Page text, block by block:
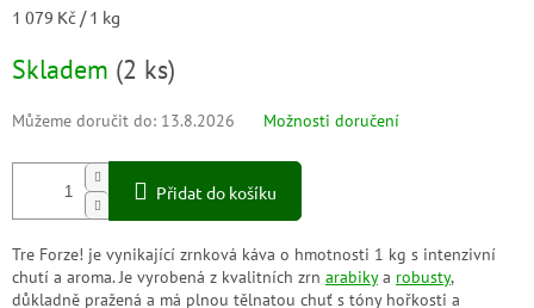
Měrná
1 079 Kč / 1 kg
Skladem (2 ks)
Můžeme doručit do: 13.8.2026 Možnosti doručení
Přidat do košíku
Tre Forze! je vynikající zrnková káva o hmotnosti 1 kg s intenzivní
chutí a aroma. Je vyrobená z kvalitních zrn arabikya robusty,
důkladně pražená a má plnou tělnatou chuť s tóny hořkosti a